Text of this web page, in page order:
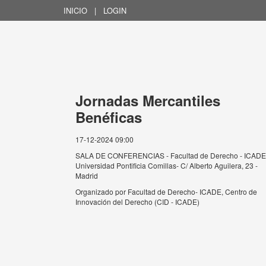
INICIO | LOGIN
Jornadas Mercantiles
Benéficas
17-12-2024 09:00
SALA DE CONFERENCIAS - Facultad de Derecho -
Universidad Pontificia Comillas- C/ Alberto Aguilera, 23 -
Madrid
Organizado por Facultad de Derecho- ICADE, Centro de
Innovación del Derecho (CID - ICADE)